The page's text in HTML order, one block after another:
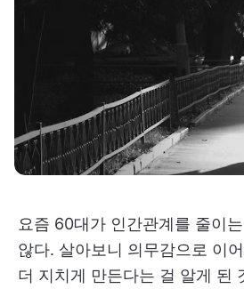
요즘 60대가 인간관계를 줄이
않다. 살아보니 의무감으로 이
더 지치게 만든다는 걸 알게 된